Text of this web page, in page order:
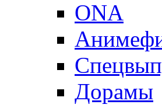
ONA
Дорамы